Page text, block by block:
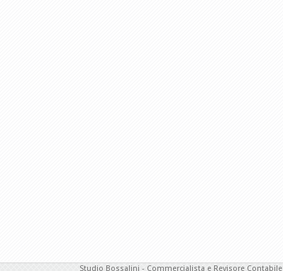
Studio Bossalini - Commercialista e Revisore Contabile